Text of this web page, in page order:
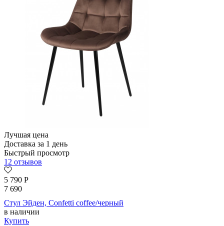
Лучшая цена
Доставка за 1 день
Быстрый просмотр
12 отзывов
5 790 Р
7 690
Стул Эйден, Confetti coffee/черный
в наличии
Купить